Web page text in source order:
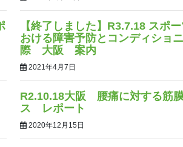
【終了しました】R3.7.18 スポ
おける障害予防とコンディショ
際 大阪 案内
2021年4月7日
R2.10.18大阪 腰痛に対する筋
ス レポート
2020年12月15日